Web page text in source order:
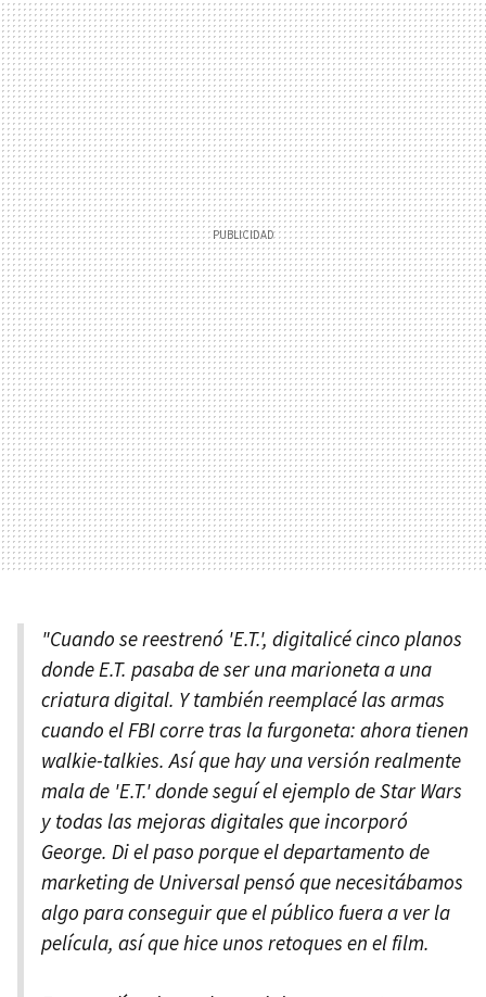
"Cuando se reestrenó 'E.T.', digitalicé cinco planos
donde E.T. pasaba de ser una marioneta a una
criatura digital. Y también reemplacé las armas
cuando el FBI corre tras la furgoneta: ahora tienen
walkie-talkies. Así que hay una versión realmente
mala de 'E.T.' donde seguí el ejemplo de Star Wars
y todas las mejoras digitales que incorporó
George. Di el paso porque el departamento de
marketing de Universal pensó que necesitábamos
algo para conseguir que el público fuera a ver la
película, así que hice unos retoques en el film.